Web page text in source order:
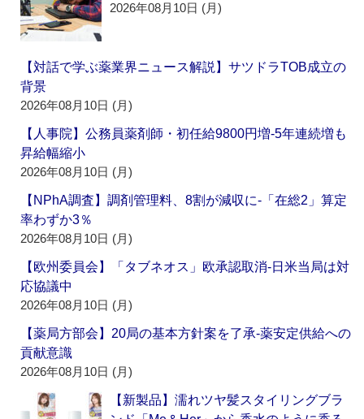
2026年08月10日 (月)
【対話で学ぶ薬業界ニュース解説】サツドラTOB成立の
背景
2026年08月10日 (月)
【人事院】公務員薬剤師・初任給9800円増‐5年連続増も
昇給幅縮小
2026年08月10日 (月)
【NPhA調査】調剤管理料、8割が減収に‐「在総2」算定
率わずか3％
2026年08月10日 (月)
【欧州委員会】「タブネオス」欧承認取消‐日米当局は対
応協議中
2026年08月10日 (月)
【薬局方部会】20局の基本方針案を了承‐薬安定供給への
貢献意識
2026年08月10日 (月)
【新製品】濡れツヤ髪スタイリングブラ